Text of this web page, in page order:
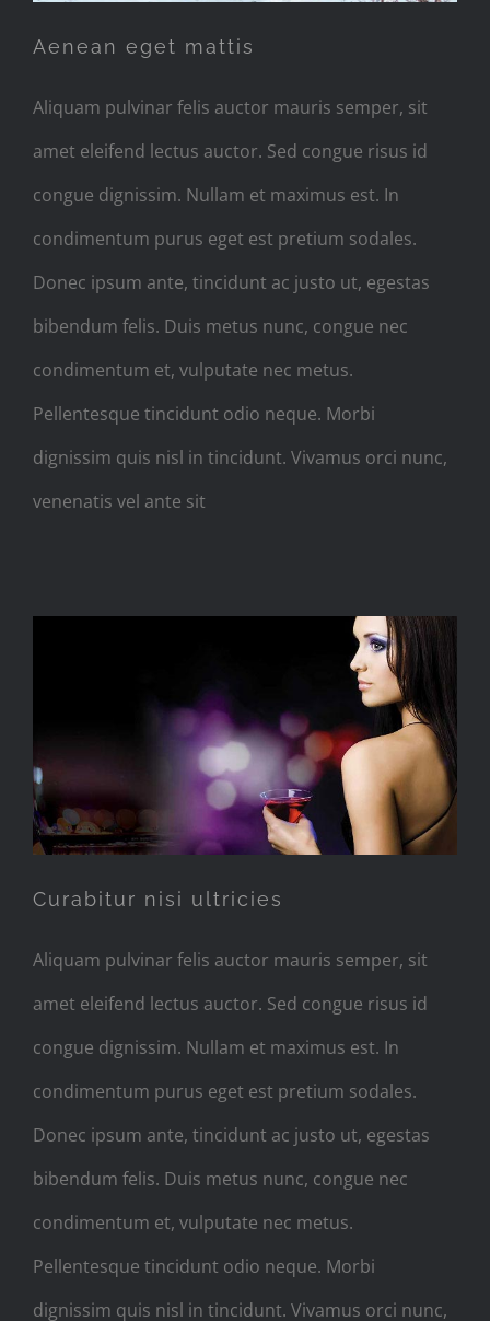
Aenean eget mattis
Aliquam pulvinar felis auctor mauris semper, sit
amet eleifend lectus auctor. Sed congue risus id
congue dignissim. Nullam et maximus est. In
condimentum purus eget est pretium sodales.
Donec ipsum ante, tincidunt ac justo ut, egestas
bibendum felis. Duis metus nunc, congue nec
condimentum et, vulputate nec metus.
Pellentesque tincidunt odio neque. Morbi
dignissim quis nisl in tincidunt. Vivamus orci nunc,
venenatis vel ante sit
Curabitur nisi ultricies
Curabitur nisi ultricies
Aliquam pulvinar felis auctor mauris semper, sit
amet eleifend lectus auctor. Sed congue risus id
congue dignissim. Nullam et maximus est. In
condimentum purus eget est pretium sodales.
Donec ipsum ante, tincidunt ac justo ut, egestas
bibendum felis. Duis metus nunc, congue nec
condimentum et, vulputate nec metus.
Pellentesque tincidunt odio neque. Morbi
dignissim quis nisl in tincidunt. Vivamus orci nunc,